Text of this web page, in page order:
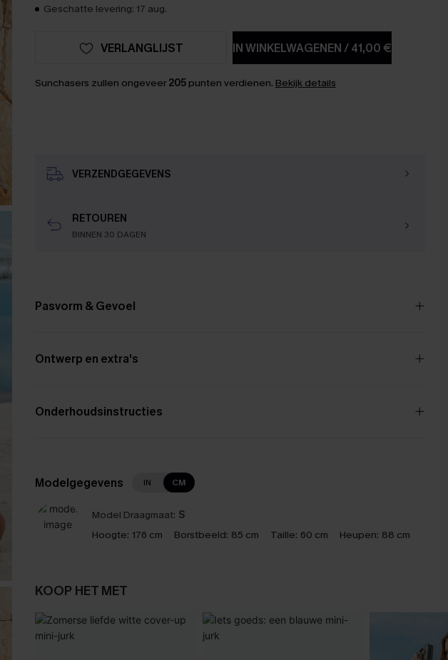
Geschatte levering: 17 aug.
IN WINKELWAGENEN/41,00 €
VERLANGLIJST
Sunchasers zullen ongeveer 205punten verdienen. Bekijk details
VERZENDGEGEVENS
RETOUREN
BINNEN 30 DAGEN
Pasvorm & Gevoel
Ontwerp en extra's
Onderhoudsinstructies
Modelgegevens IN CM
Model Draagmaat: S
Hoogte: 176 cm Borstbeeld: 85 cm Taille: 60 cm Heupen: 88 cm
KOOP HET MET